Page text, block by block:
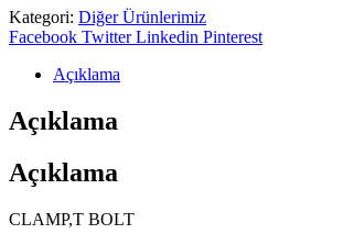
Kategori: Diğer Ürünlerimiz
Facebook Twitter Linkedin Pinterest
Açıklama
Açıklama
Açıklama
CLAMP,T BOLT